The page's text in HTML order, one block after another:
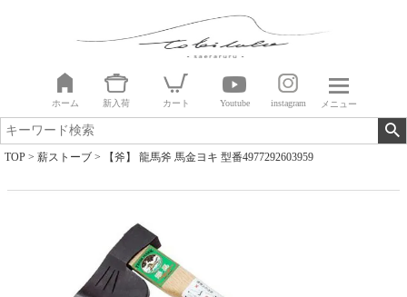
ホーム 新入荷 カート Youtube instagram メニュー
TOP 薪ストーブ 【斧】 龍馬斧 馬金ヨキ 型番4977292603959